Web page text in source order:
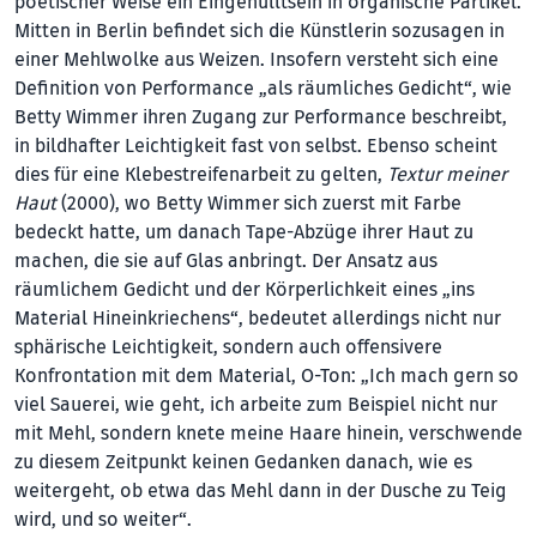
Mitten in Berlin befindet sich die Künstlerin sozusagen in
einer Mehlwolke aus Weizen. Insofern versteht sich eine
Definition von Performance „als räumliches Gedicht“, wie
Betty Wimmer ihren Zugang zur Performance beschreibt,
in bildhafter Leichtigkeit fast von selbst. Ebenso scheint
dies für eine Klebestreifenarbeit zu gelten, Textur meiner
Haut(2000), wo Betty Wimmer sich zuerst mit Farbe
bedeckt hatte, um danach Tape-Abzüge ihrer Haut zu
machen, die sie auf Glas anbringt. Der Ansatz aus
räumlichem Gedicht und der Körperlichkeit eines „ins
Material Hineinkriechens“, bedeutet allerdings nicht nur
sphärische Leichtigkeit, sondern auch offensivere
Konfrontation mit dem Material, O-Ton: „Ich mach gern so
viel Sauerei, wie geht, ich arbeite zum Beispiel nicht nur
mit Mehl, sondern knete meine Haare hinein, verschwende
zu diesem Zeitpunkt keinen Gedanken danach, wie es
weitergeht, ob etwa das Mehl dann in der Dusche zu Teig
wird, und so weiter“.